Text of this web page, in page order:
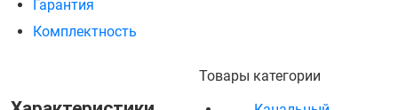
Гарантия
Комплектность
Товары категории